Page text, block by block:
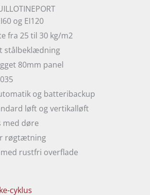
og EI120
fra 25 til 30 kg/m2
stålbeklædning
80mm panel
og batteribackup
løft og vertikalløft
med døre
røgtætning
rustfri overflade